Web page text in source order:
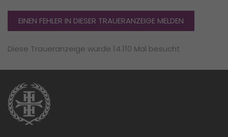
EINEN FEHLER IN DIESER TRAUERANZEIGE MELDEN
Diese Traueranzeige wurde 14.110 Mal besucht